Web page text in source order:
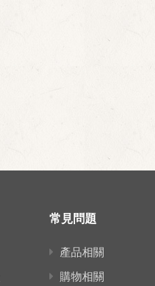
常見問題
產品相關
購物相關